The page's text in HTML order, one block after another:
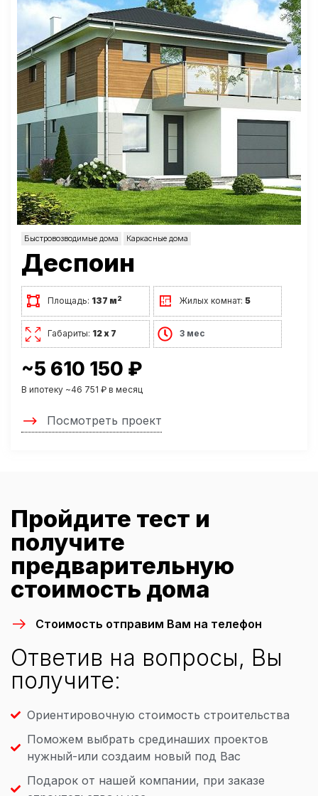
Быстровозводимые дома Каркасные дома
Деспоин
Площадь: 137 м2 Жилых комнат:5
Габариты: 12 х 7 3 мес
~5 610 150 ₽
В ипотеку ~46 751 ₽ в месяц
Посмотреть проект
Пройдите тест и
получите
предварительную
стоимость дома
Стоимость отправим Вам на телефон
Ответив на вопросы, Вы
получите:
Ориентировочную стоимость строительства
Поможем выбрать срединаших проектов
нужный-или создаим новый под Вас
Подарок от нашей компании, при заказе